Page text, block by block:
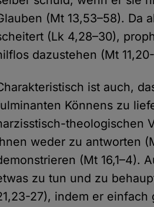
(Mt 13,53–58). Da
(Lk 4,28–30),
dazustehen (Mt
ist auch,
Könnens zu
theologischen
weder zu antworten
(Mt 16,1–4).
zu tun und zu
27), indem er